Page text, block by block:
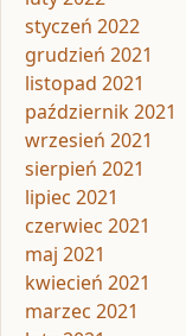
styczeń 2022
grudzień 2021
listopad 2021
październik 2021
wrzesień 2021
sierpień 2021
lipiec 2021
czerwiec 2021
maj 2021
kwiecień 2021
marzec 2021